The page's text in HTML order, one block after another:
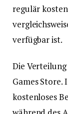
regulär
verfügbar ist.
Die
Games Store.
kostenloses